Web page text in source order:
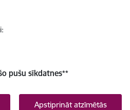
pušu sīkdatnes**
Apstiprināt atzīmētās